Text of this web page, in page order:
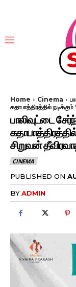
Home Cinema
கதாபாத்திரத்தில்
பாலிவுட்டை
சிறுவன்
CINEMA
PUBLISHED ON
BYADMIN